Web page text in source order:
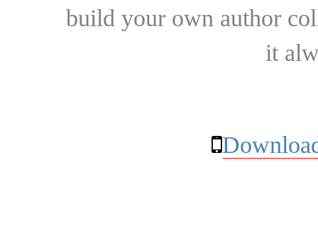
build your own author
it